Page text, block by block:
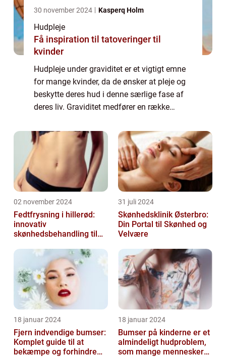
30 november 2024 Kasperq Holm
Hudpleje
Få inspiration til tatoveringer til
kvinder
Hudpleje under graviditet er et vigtigt emne
for mange kvinder, da de ønsker at pleje og
beskytte deres hud i denne særlige fase af
deres liv. Graviditet medfører en række
påvirke huden på forskellige måder. De...
02 november 2024
Fedtfrysning i hillerød:
innovativ
skønhedsbehandling til
31 juli 2024
Skønhedsklinik Østerbro:
Din Portal til Skønhed og
Velvære
18 januar 2024
Fjern indvendige bumser:
Komplet guide til at
bekæmpe og forhindre
18 januar 2024
Bumser på kinderne er et
almindeligt hudproblem,
som mange mennesker